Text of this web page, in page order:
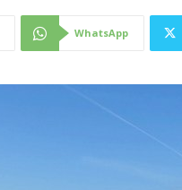
WhatsApp